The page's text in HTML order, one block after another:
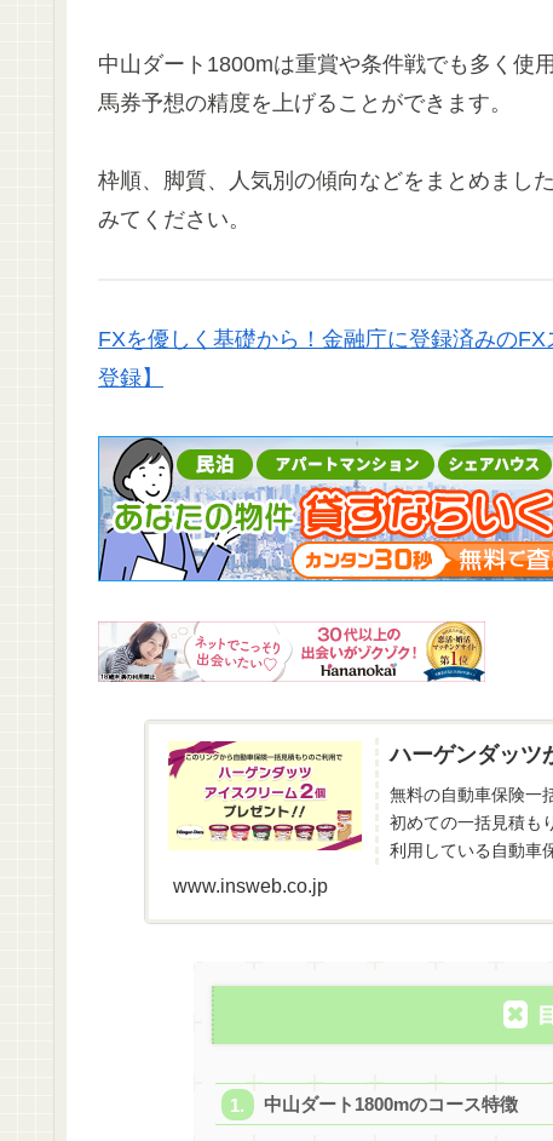
中山ダート1800mは重賞や条件戦でも多く使
馬券予想の精度を上げることができます。
枠順、脚質、人気別の傾向などをまとめまし
みてください。
FXを優しく基礎から！金融庁に登録済みの
登録】
ハーゲンダッツ
無料の自動車保険一
初めての一括見積も
利用している自動車
www.insweb.co.jp
中山ダート1800mのコース特徴